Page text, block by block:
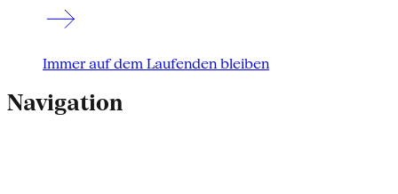
Immer auf dem Laufenden bleiben
Navigation